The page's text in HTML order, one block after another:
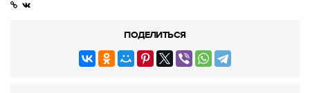
ПОДЕЛИТЬСЯ